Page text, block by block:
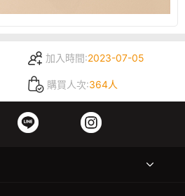
加入時間:2023-07-05
購買人次:364人